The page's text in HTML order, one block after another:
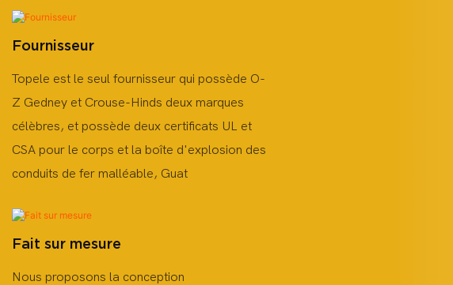
Fournisseur
Topele est le seul fournisseur qui possède O-
Z Gedney et Crouse-Hinds deux marques
célèbres, et possède deux certificats UL et
CSA pour le corps et la boîte d'explosion des
conduits de fer malléable, Guat
Fait sur mesure
Nous proposons la conception